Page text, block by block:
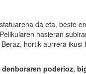
da eta, beste
hasieran
hortik aurrera ikusi
poderioz,